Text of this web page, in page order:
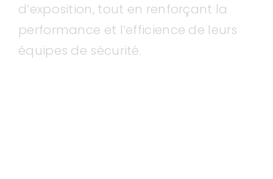
d’exposition, tout en renforçant la
performance et l’efficience de leurs
équipes de sécurité.